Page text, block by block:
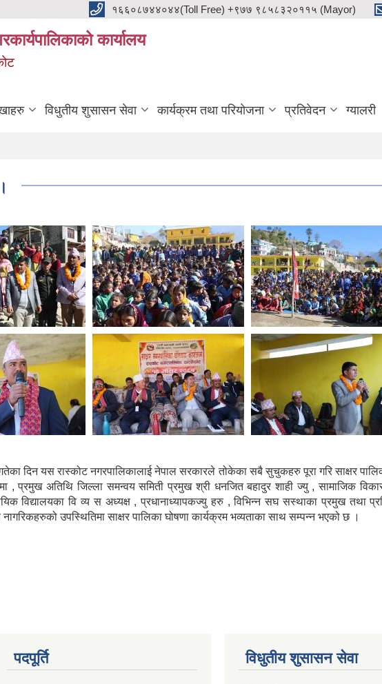
१६६०८७४४०४४(Toll Free) +९७७ ९८५८३२०११५ (Mayor)
कार्यालय
विधुतीय शुसासन सेवा कार्यक्रम तथा परियोजना प्रतिवेदन ग्यालरी
दिन यस रास्कोट नगरपालिकालाई नेपाल सरकारले तोकेका सबै सुचुकहरु पूरा गरि साक्षर
, प्रमुख अतिथि जिल्ला समन्वय समिती प्रमुख श्री धनजित बहादुर शाही ज्यु , सामाजिक
विद्यालयका वि व्य स अध्यक्ष , प्रधानाध्यापकज्यु हरु , विभिन्न सघ सस्थाका प्रमुख तथा
उपस्थितिमा साक्षर पालिका घोषणा कार्यक्रम भव्यताका साथ सम्पन्न भएको छ ।
पदपूर्ति विधुतीय शुसासन सेवा